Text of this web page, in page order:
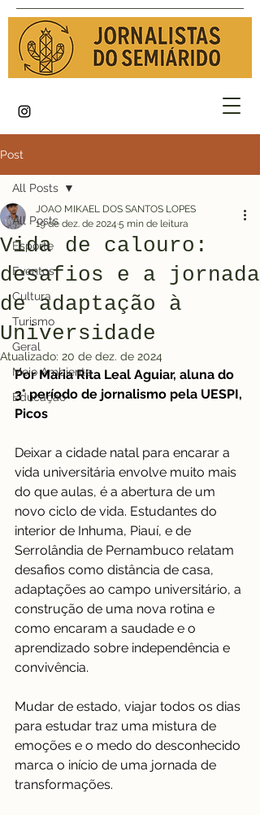
Post
All Posts
Esporte
Eventos
Cultura
Turismo
Geral
Meio Ambiente
Educação
All Posts
Vida de calouro:
desafios e a jornada
de adaptação à
Universidade
JOAO MIKAEL DOS SANTOS LOPES
19 de dez. de 2024 5 min de leitura
Atualizado: 20 de dez. de 2024
Por Maria Rita Leal Aguiar, aluna do
3° período de jornalismo pela UESPI,
Picos
Deixar a cidade natal para encarar a
vida universitária envolve muito mais
do que aulas, é a abertura de um
novo ciclo de vida. Estudantes do
interior de Inhuma, Piauí, e de
Serrolândia de Pernambuco relatam
desafios como distância de casa,
adaptações ao campo universitário, a
construção de uma nova rotina e
como encaram a saudade e o
aprendizado sobre independência e
convivência.
Mudar de estado, viajar todos os dias
para estudar traz uma mistura de
emoções e o medo do desconhecido
marca o início de uma jornada de
transformações.